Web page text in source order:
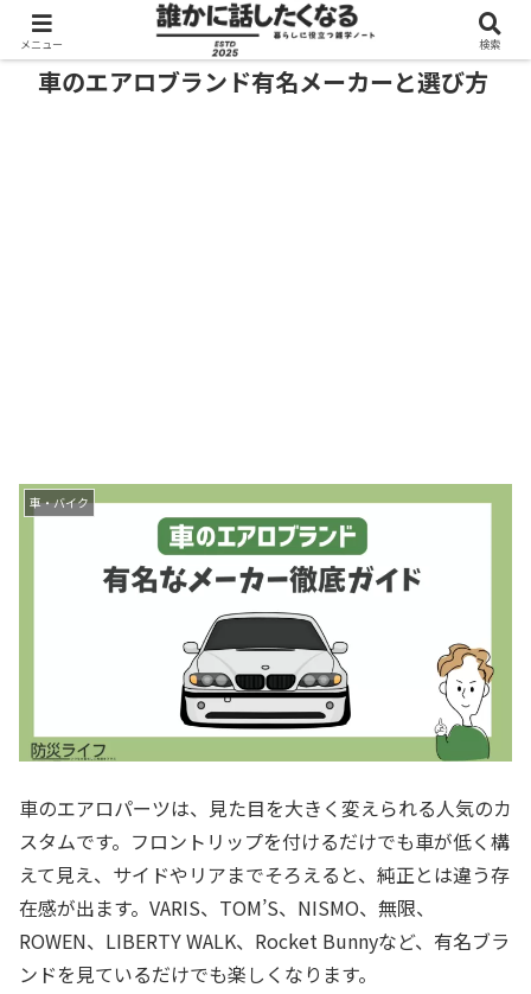
車のエアロブランド有名メーカーと選び方
車・バイク
車のエアロパーツは、見た目を大きく変えられる人気のカ
スタムです。フロントリップを付けるだけでも車が低く構
えて見え、サイドやリアまでそろえると、純正とは違う存
在感が出ます。VARIS、TOM’S、NISMO、無限、
ROWEN、LIBERTY WALK、Rocket Bunnyなど、有名ブラ
ンドを見ているだけでも楽しくなります。
メニュー 検索